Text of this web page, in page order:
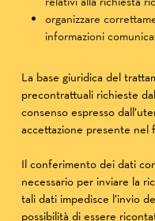
organizzare
informazioni
La base giuridica del
precontrattuali richieste
consenso espresso
accettazione presente nel
Il conferimento dei dati
necessario per inviare la
tali dati impedisce l’invio
possibilità di essere